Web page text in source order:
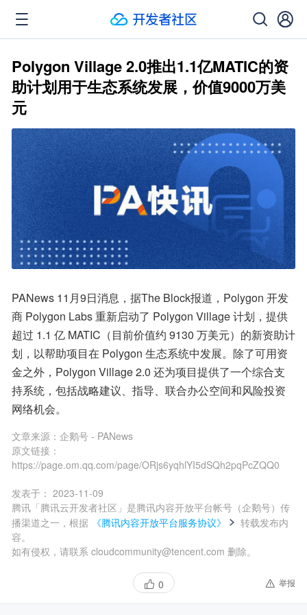
Polygon Village 2.0推出1.1亿MATIC的资
助计划用于生态系统发展，价值9000万美
元
PANews 11月9日消息，据The Block报道，Polygon 开发
商 Polygon Labs 重新启动了 Polygon Village 计划，提供
超过 1.1 亿 MATIC（目前价值约 9130 万美元）的新资助计
划，以帮助项目在 Polygon 生态系统中发展。除了可用资
金之外，Polygon Village 2.0 还为项目提供了一个综合支
持系统，包括战略建议、指导、联合办公空间和风险投资
网络机会。
文章来源： 企鹅号 - PANews
原文链接：
https://page.om.qq.com/page/ORjs6yqhlYI5dSQh2pqPcZQQ0
发表于： 2023-11-09
腾讯「腾讯云开发者社区」是腾讯内容开放平台帐号（企鹅号）传
播渠道之一，根据
《腾讯内容开放平台服务协议》
转载发布内
容。
如有侵权，请联系 cloudcommunity@tencent.com 删除。
0 举报